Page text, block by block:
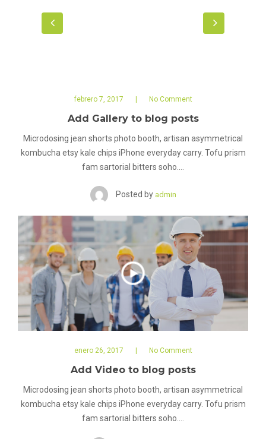
febrero 7, 2017 No Comment
Add Gallery to blog posts
Microdosing jean shorts photo booth, artisan asymmetrical
kombucha etsy kale chips iPhone everyday carry. Tofu prism
fam sartorial bitters soho.…
Posted by admin
enero 26, 2017 No Comment
Add Video to blog posts
Microdosing jean shorts photo booth, artisan asymmetrical
kombucha etsy kale chips iPhone everyday carry. Tofu prism
fam sartorial bitters soho.…